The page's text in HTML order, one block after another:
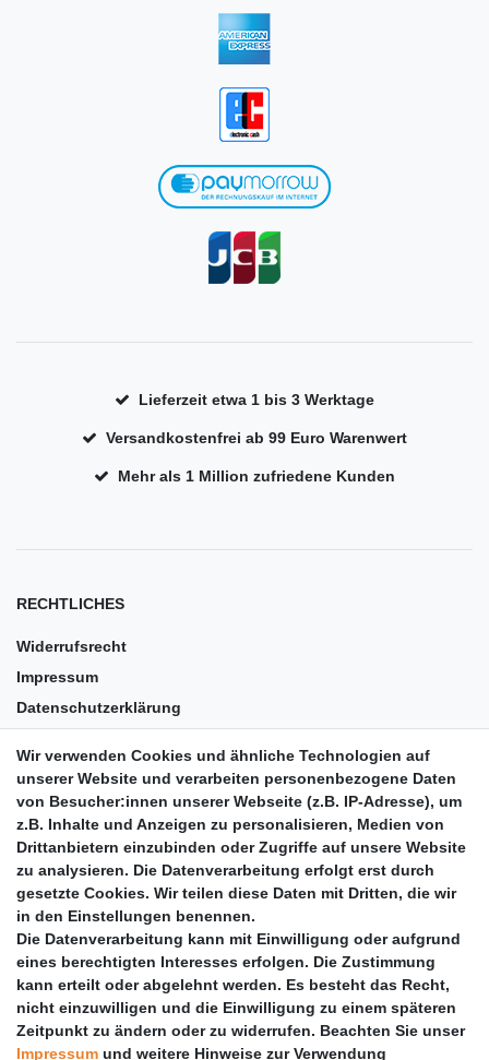
Lieferzeit etwa 1 bis 3 Werktage
Versandkostenfrei ab 99 Euro Warenwert
Mehr als 1 Million zufriedene Kunden
RECHTLICHES
Widerrufsrecht
Impressum
Datenschutzerklärung
Barrierefreiheit
Anleitungen
Vertrag widerrufen
PARTNER
DHL
GLS
PaketPLUS
Wir verwenden Cookies und ähnliche Technologien auf
unserer Website und verarbeiten personenbezogene Daten
von Besucher:innen unserer Webseite (z.B. IP-Adresse), um
z.B. Inhalte und Anzeigen zu personalisieren, Medien von
Drittanbietern einzubinden oder Zugriffe auf unsere Website
zu analysieren. Die Datenverarbeitung erfolgt erst durch
gesetzte Cookies. Wir teilen diese Daten mit Dritten, die wir
in den Einstellungen benennen.
Die Datenverarbeitung kann mit Einwilligung oder aufgrund
eines berechtigten Interesses erfolgen. Die Zustimmung
kann erteilt oder abgelehnt werden. Es besteht das Recht,
nicht einzuwilligen und die Einwilligung zu einem späteren
Zeitpunkt zu ändern oder zu widerrufen. Beachten Sie unser
Impressum und weitere Hinweise zur Verwendung